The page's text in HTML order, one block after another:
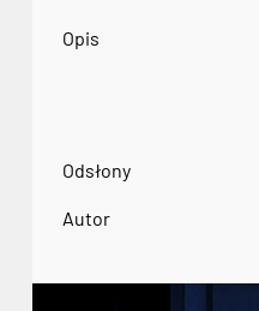
Opis
Odsłony
Autor